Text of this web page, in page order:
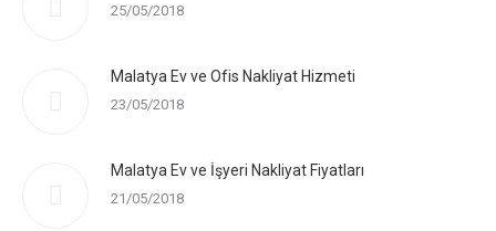
25/05/2018
Malatya Ev ve Ofis Nakliyat Hizmeti
23/05/2018
Malatya Ev ve İşyeri Nakliyat Fiyatları
21/05/2018